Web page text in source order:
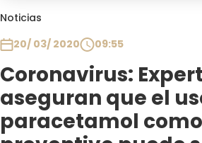
Noticias
20/ 03/ 2020
09:55
Coronavirus:
aseguran que el
paracetamol como
Plan Perfecto
El Tiempo
Sabingo
Todos Los Programas